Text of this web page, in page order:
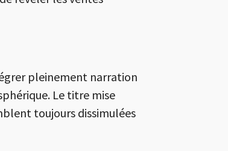
pleinement narration
Le titre mise
toujours dissimulées